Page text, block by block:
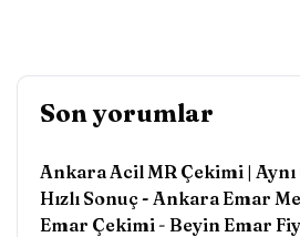
Son yorumlar
Ankara Acil MR Çekimi |
Hızlı Sonuç - Ankara Emar
Emar Çekimi - Beyin Emar